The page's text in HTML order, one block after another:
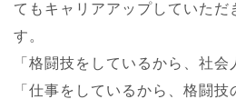
てもキャリアアップしていただ
す。
「格闘技をしているから、社会
「仕事をしているから、格闘